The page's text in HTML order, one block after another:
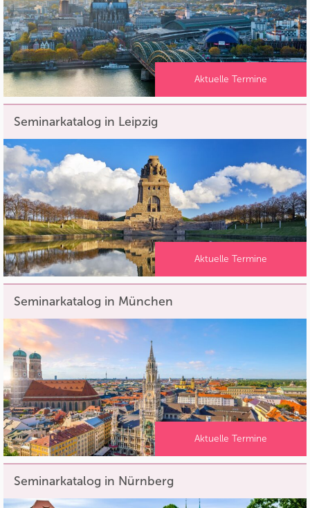
Aktuelle Termine
Seminarkatalog in Leipzig
Aktuelle Termine
Seminarkatalog in München
Aktuelle Termine
Seminarkatalog in Nürnberg